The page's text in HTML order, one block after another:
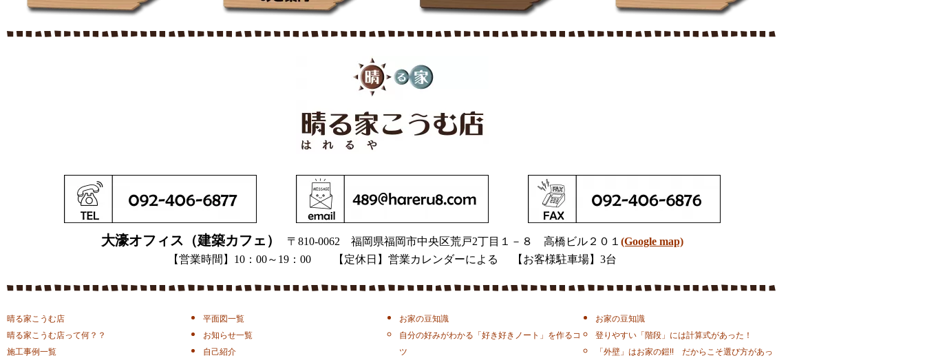
大濠オフィス（建築カフェ） 〒810-0062 福岡県福岡市中央区荒戸2丁目１－８ 高橋ビル２０１ (Google map)
【営業時間】10：00～19：00 【定休日】営業カレンダーによる 【お客様駐車場】3台
晴る家こうむ店
晴る家こうむ店って何？？
施工事例一覧
平面図一覧
お知らせ一覧
自己紹介
お家の豆知識
自分の好みがわかる「好き好きノート」を作るコ
ツ
お家の豆知識
登りやすい「階段」には計算式があった！
「外壁」はお家の鎧!! だからこそ選び方があっ